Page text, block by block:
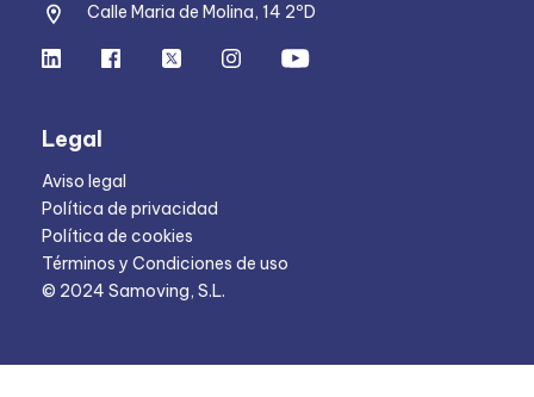
Calle Maria de Molina, 14 2ºD
Legal
Aviso legal
Política de privacidad
Política de cookies
Términos y Condiciones de uso
© 2024 Samoving, S.L.